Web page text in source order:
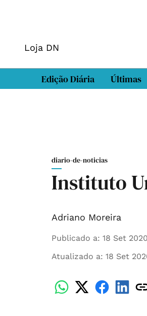
Loja DN
Edição Diária Últimas
diario-de-noticias
Instituto
Adriano Moreira
Publicado a: 18 Set
Atualizado a: 18 Set